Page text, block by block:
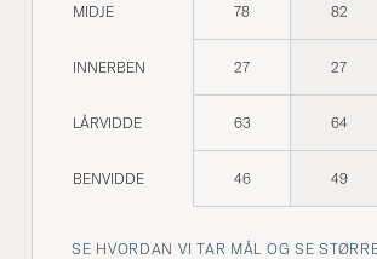
MIDJE 78 82
INNERBEN 27 27
LÅRVIDDE 63 64
BENVIDDE 46 49
SE HVORDAN VI TAR MÅL OG SE